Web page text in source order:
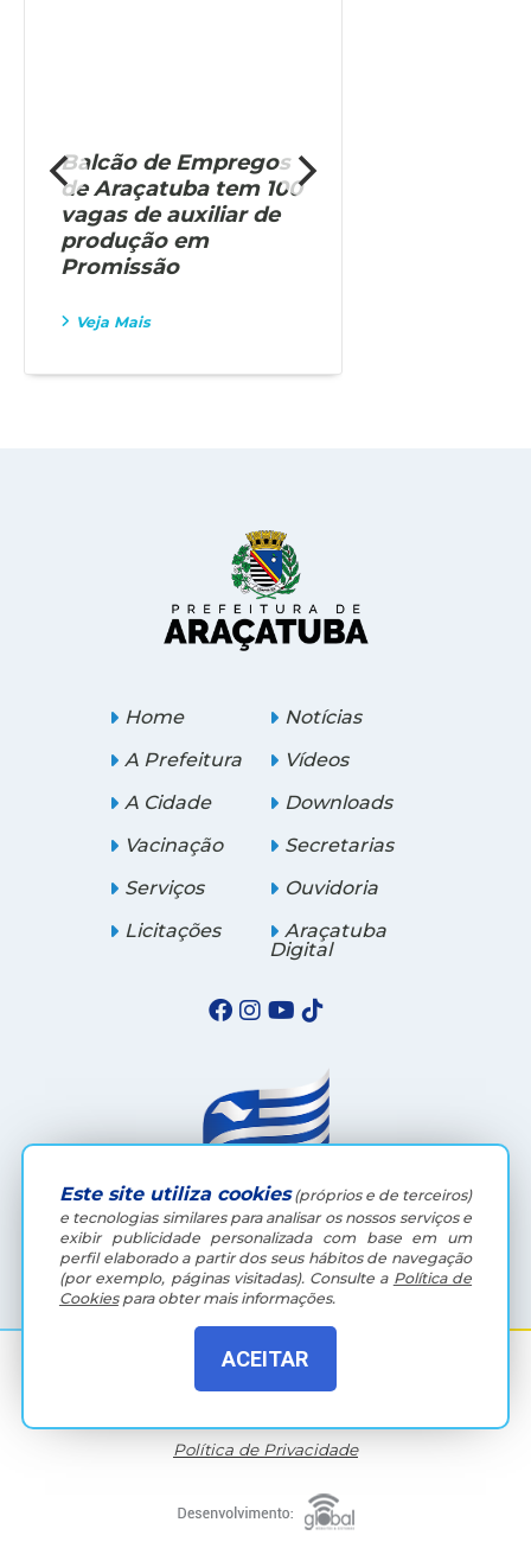
Balcão de Empregos
de Araçatuba tem 100
vagas de auxiliar de
produção em
Promissão
Veja Mais
Este site utiliza cookies(próprios e de terceiros)
e tecnologias similares para analisar os nossos serviços e
exibir publicidade personalizada com base em um
perfil elaborado a partir dos seus hábitos de navegação
(por exemplo, páginas visitadas). Consulte a Política de
Cookiespara obter mais informações.
ACEITAR
Home
A Prefeitura
A Cidade
Notícias
Vídeos
Downloads
Vacinação
Serviços
Licitações
Secretarias
Ouvidoria
Araçatuba
Digital
(18) 3607-6500
16015-920
Política de Privacidade